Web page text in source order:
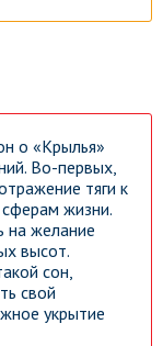
о «Крылья»
Во-первых,
тяги к
жизни.
на желание
высот.
сон,
свой
укрытие